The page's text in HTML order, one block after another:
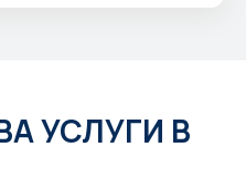
УСЛУГИ В